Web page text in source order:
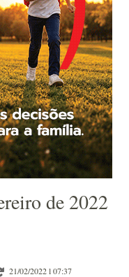
de 2022
21/02/2022 l 07:37